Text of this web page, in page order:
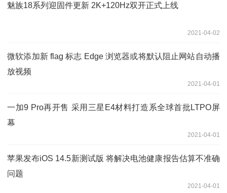
魅族18系列迎固件更新 2K+120Hz双开正式上线
2021-04-02
微软添加新 flag 标志 Edge 浏览器或将默认阻止网站自动播
放视频
2021-04-01
一加9 Pro再开售 采用三星E4材料打造系全球首批LTPO屏
幕
2021-04-01
苹果发布iOS 14.5新测试版 将解决电池健康报告估算不准确
问题
2021-04-01